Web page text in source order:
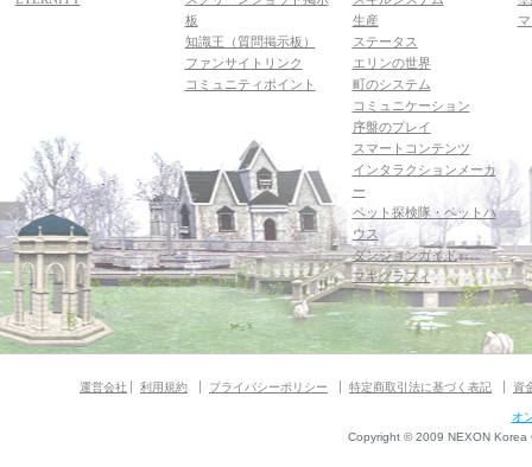
板
知識王（質問掲示板）
ファンサイトリンク
コミュニティポイント
生産
ステータス
エリンの世界
町のシステム
コミュニケーション
序盤のプレイ
スマートコンテンツ
インタラクションメーカ
ー
ペット探検隊・ペットハ
ウス
ダンジョンガイド
マギグラフィ
運営会社 利用規約 プライバシーポリシー 特定商取引法に基づく表記 資
オ
Copyright © 2009 NEXON Korea